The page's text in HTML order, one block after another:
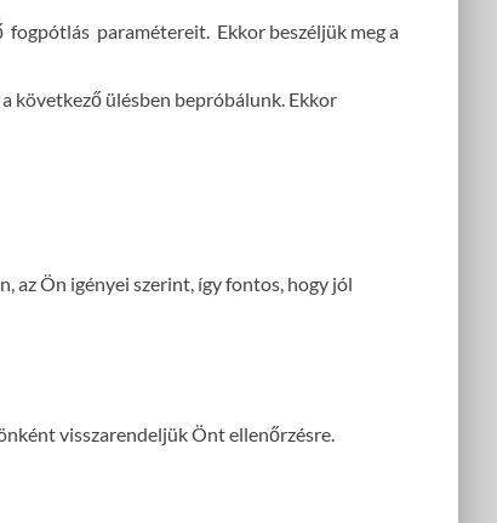
paramétereit. Ekkor beszéljük meg a
következő ülésben bepróbálunk. Ekkor
az Ön igényei szerint, így fontos, hogy jól
visszarendeljük Önt ellenőrzésre.